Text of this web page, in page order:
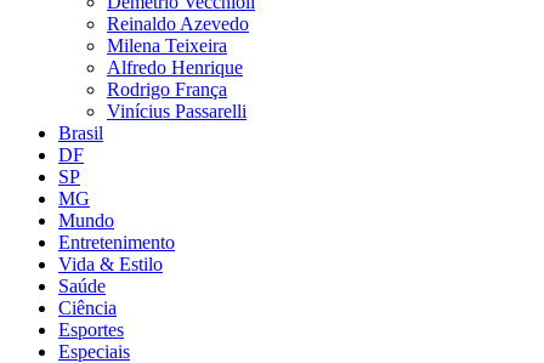
Reinaldo Azevedo
Milena Teixeira
Alfredo Henrique
Rodrigo França
Vinícius Passarelli
Brasil
DF
SP
MG
Mundo
Entretenimento
Vida & Estilo
Saúde
Ciência
Esportes
Especiais